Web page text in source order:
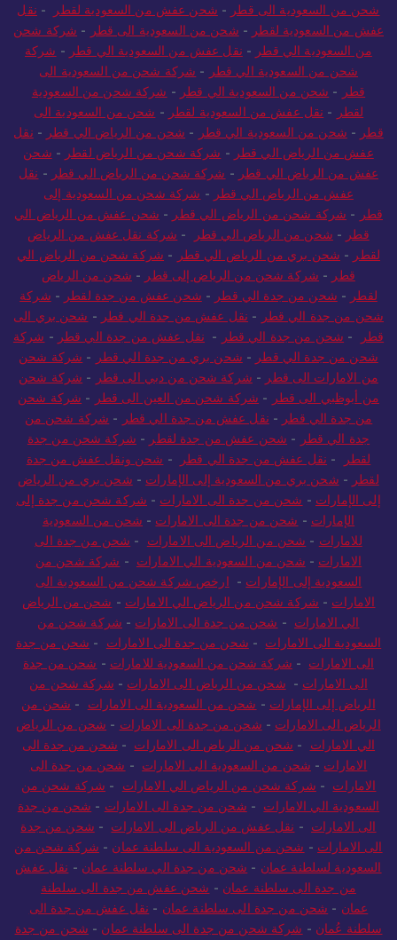
شحن من السعودية الى قطر - شحن عفش من السعودية لقطر - نقل
عفش من السعودية لقطر - شحن من السعودية الى قطر - شركة شحن
من السعودية الي قطر - نقل عفش من السعودية الي قطر - شركة
شحن من السعودية الي قطر - شركة شحن من السعودية الى
قطر - شحن من السعودية الي قطر - شركة شحن من السعودية
لقطر - نقل عفش من السعودية لقطر - شحن من السعودية الى
قطر - شحن من السعودية الي قطر - شحن من الرياض الي قطر - نقل
عفش من الرياض الي قطر - شركة شحن من الرياض لقطر - شحن
عفش من الرياض الي قطر - شركة شحن من الرياض الي قطر - نقل
عفش من الرياض الي قطر - شركة شحن من السعودية إلى
قطر - شركة شحن من الرياض الي قطر - شحن عفش من الرياض الي
قطر - شحن من الرياض الي قطر - شركة نقل عفش من الرياض
لقطر - شحن بري من الرياض الي قطر - شركة شحن من الرياض الي
قطر - شركة شحن من الرياض إلى قطر - شحن من الرياض
لقطر - شحن من جدة الي قطر - شحن عفش من جدة لقطر - شركة
شحن من جدة الي قطر - نقل عفش من جدة الي قطر - شحن بري الى
قطر
- شحن من جدة الي قطر - نقل عفش من جدة الي قطر - شركة
شحن من جدة الي قطر - شحن بري من جدة الي قطر - شركة شحن
من الامارات الى قطر - شركة شحن من دبي الى قطر - شركة شحن
من أبوظبي الى قطر - شركة شحن من العين الى قطر - شركة شحن
من جدة الي قطر - نقل عفش من جدة الي قطر - شركة شحن من
جدة الي قطر - شحن عفش من جدة لقطر - شركة شحن من جدة
لقطر
- نقل عفش من جدة الي قطر - شحن ونقل عفش من جدة
لقطر - شحن بري من السعودية إلى الإمارات - شحن بري من الرياض
إلى الإمارات - شحن من جدة الى الامارات - شركة شحن من جدة إلى
الإمارات - شحن من جدة الى الامارات - شحن من السعودية
للامارات - شحن من الرياض الى الامارات - شحن من جدة الى
الامارات - شحن من السعودية الي الامارات - شركة شحن من
السعودية إلى الإمارات - ارخص شركة شحن من السعودية الى
الامارات - شركة شحن من الرياض الي الامارات - شحن من الرياض
الي الامارات - شحن من جدة الى الامارات - شركة شحن من
السعودية الى الامارات - شحن من جدة الى الامارات - شحن من جدة
الى الامارات - شركة شحن من السعودية للامارات - شحن من جدة
الى الامارات - شحن من الرياض الى الامارات - شركة شحن من
الرياض إلى الإمارات - شحن من السعودية الى الامارات - شحن من
الرياض الى الامارات - شحن من جدة الى الامارات - شحن من الرياض
الي الامارات - شحن من الرياض الى الامارات - شحن من جدة الى
الامارات - شحن من السعودية الى الامارات - شحن من جدة الى
الامارات - شركة شحن من الرياض الي الامارات - شركة شحن من
السعودية الي الامارات - شحن من جدة الى الامارات - شحن من جدة
الى الامارات - نقل عفش من الرياض الى الامارات - شحن من جدة
الى الامارات - شحن من السعودية الى سلطنة عمان - شركة شحن من
السعودية لسلطنة عمان - شحن من جدة الي سلطنة عمان - نقل عفش
من جدة الى سلطنة عمان - شحن عفش من جدة الى سلطنة
عمان - شحن من جدة الى سلطنة عمان - نقل عفش من جدة الى
سلطنة عُمان - شركة شحن من جدة الى سلطنة عمان - شحن من جدة